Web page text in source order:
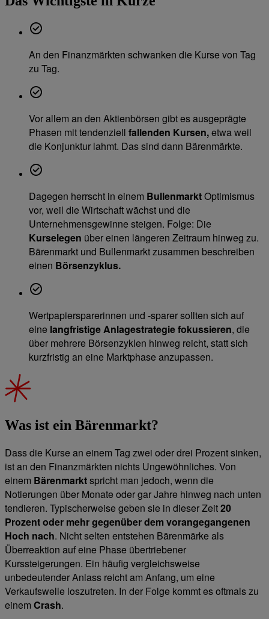
An den Finanzmärkten schwanken die Kurse von Tag
zu Tag.
Vor allem an den Aktienbörsen gibt es ausgeprägte
Phasen mit tendenziell fallenden Kursen,etwa weil
die Konjunktur lahmt. Das sind dann Bärenmärkte.
Dagegen herrscht in einem BullenmarktOptimismus
vor, weil die Wirtschaft wächst und die
Unternehmensgewinne steigen. Folge: Die
Kurselegen über einen längeren Zeitraum hinweg zu.
Bärenmarkt und Bullenmarkt zusammen beschreiben
einen Börsenzyklus.
Wertpapiersparerinnen und -sparer sollten sich auf
eine langfristige Anlagestrategie fokussieren, die
über mehrere Börsenzyklen hinweg reicht, statt sich
kurzfristig an eine Marktphase anzupassen.
Was ist ein Bärenmarkt?
Dass die Kurse an einem Tag zwei oder drei Prozent sinken,
ist an den Finanzmärkten nichts Ungewöhnliches. Von
einem Bärenmarktspricht man jedoch, wenn die
Notierungen über Monate oder gar Jahre hinweg nach unten
tendieren. Typischerweise geben sie in dieser Zeit20
Prozent oder mehr gegenüber dem vorangegangenen
Hoch nach. Nicht selten entstehen Bärenmärke als
Überreaktion auf eine Phase übertriebener
Kurssteigerungen. Ein häufig vergleichsweise
unbedeutender Anlass reicht am Anfang, um eine
Verkaufswelle loszutreten. In der Folge kommt es oftmals zu
einem Crash.